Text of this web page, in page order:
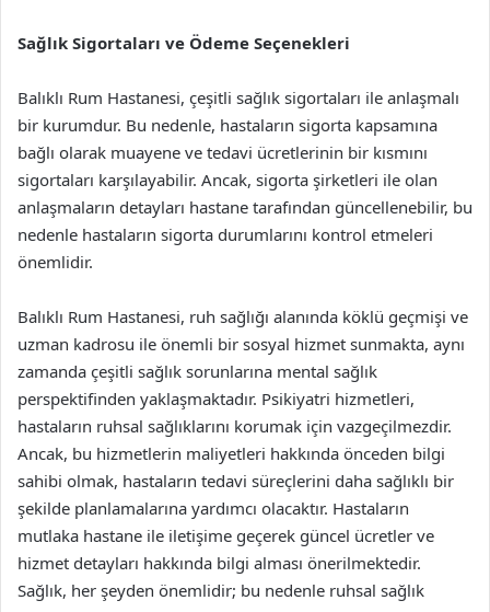
Sağlık Sigortaları ve Ödeme Seçenekleri
Balıklı Rum Hastanesi, çeşitli sağlık sigortaları ile anlaşmalı
bir kurumdur. Bu nedenle, hastaların sigorta kapsamına
bağlı olarak muayene ve tedavi ücretlerinin bir kısmını
sigortaları karşılayabilir. Ancak, sigorta şirketleri ile olan
anlaşmaların detayları hastane tarafından güncellenebilir, bu
nedenle hastaların sigorta durumlarını kontrol etmeleri
önemlidir.
Balıklı Rum Hastanesi, ruh sağlığı alanında köklü geçmişi ve
uzman kadrosu ile önemli bir sosyal hizmet sunmakta, aynı
zamanda çeşitli sağlık sorunlarına mental sağlık
perspektifinden yaklaşmaktadır. Psikiyatri hizmetleri,
hastaların ruhsal sağlıklarını korumak için vazgeçilmezdir.
Ancak, bu hizmetlerin maliyetleri hakkında önceden bilgi
sahibi olmak, hastaların tedavi süreçlerini daha sağlıklı bir
şekilde planlamalarına yardımcı olacaktır. Hastaların
mutlaka hastane ile iletişime geçerek güncel ücretler ve
hizmet detayları hakkında bilgi alması önerilmektedir.
Sağlık, her şeyden önemlidir; bu nedenle ruhsal sağlık